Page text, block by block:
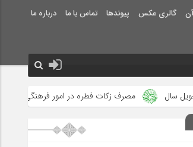
گالری عکس پیوندها تماس با ما درباره ما
فطره در امور فرهنگی جلوه‌های بزرگ نصرت